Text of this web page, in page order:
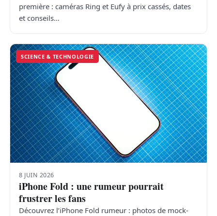
première : caméras Ring et Eufy à prix cassés, dates
et conseils…
SCIENCE & TECHNOLOGIE
8 JUIN 2026
iPhone Fold : une rumeur pourrait
frustrer les fans
Découvrez l’iPhone Fold rumeur : photos de mock-